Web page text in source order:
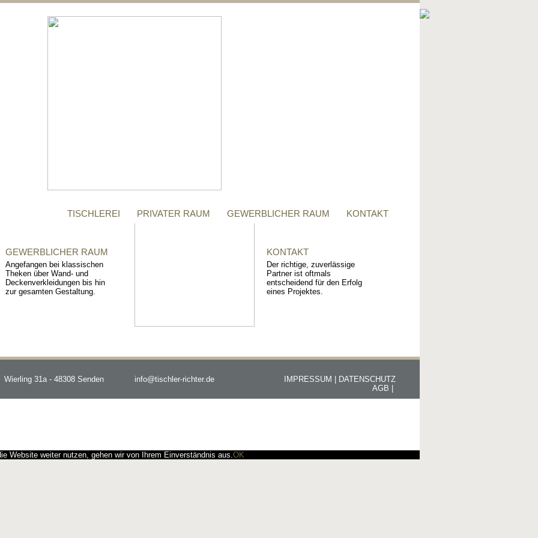
TISCHLEREI PRIVATER RAUM GEWERBLICHER RAUM KONTAKT
GEWERBLICHER RAUM
Angefangen bei klassischen
Theken über Wand- und
Deckenverkleidungen bis hin
zur gesamten Gestaltung.
KONTAKT
Der richtige, zuverlässige
Partner ist oftmals
entscheidend für den Erfolg
eines Projektes.
Wierling 31a - 48308 Senden info@tischler-richter.de DATENSCHUTZ
IMPRESSUM |
AGB |
Website weiter nutzen, gehen wir von Ihrem Einverständnis aus.OK